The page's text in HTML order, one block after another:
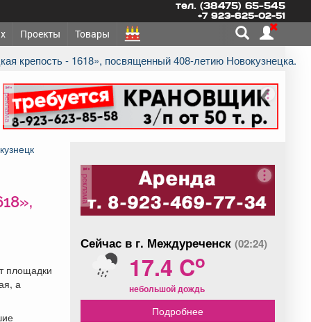
тел. (38475) 65-545
+7 923-625-02-51
Проекты Товары
крепость - 1618», посвященный 408-летию Новокузнецка.
реклама
площадки
а
реклама
Сейчас в г. Междуреченск (02:24)
17.4 Co
небольшой дождь
Подробнее